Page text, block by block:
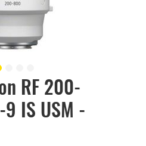
RF 200-
IS USM -